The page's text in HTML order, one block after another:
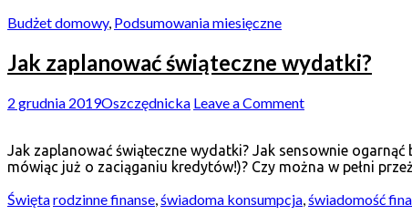
Budżet domowy, Podsumowania miesięczne
Jak zaplanować świąteczne wydatki?
2 grudnia 2019Oszczędnicka Leave a Comment
Jak zaplanować świąteczne wydatki? Jak sensownie
mówiąc już o zaciąganiu kredytów!)? Czy można w pełni
Świętarodzinne finanse,świadoma konsumpcja,świadomość